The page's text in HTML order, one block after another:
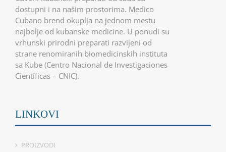
dostupni i na našim prostorima. Medico
Cubano brend okuplja na jednom mestu
najbolje od kubanske medicine. U ponudi su
vrhunski prirodni preparati razvijeni od
strane renomiranih biomedicinskih instituta
sa Kube (Centro Nacional de Investigaciones
Científicas – CNIC).
LINKOVI
PROIZVODI